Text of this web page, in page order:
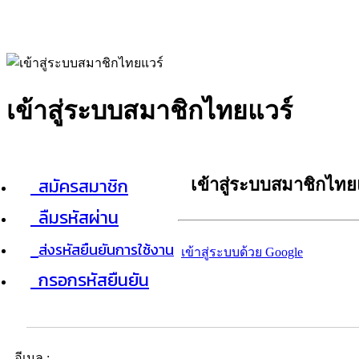
เข้าสู่ระบบสมาชิกไทยแวร์
สมัครสมาชิก
ลืมรหัสผ่าน
ส่งรหัสยืนยันการใช้งาน
กรอกรหัสยืนยัน
เข้าสู่ระบบสมาชิกไท
เข้าสู่ระบบด้วย Google